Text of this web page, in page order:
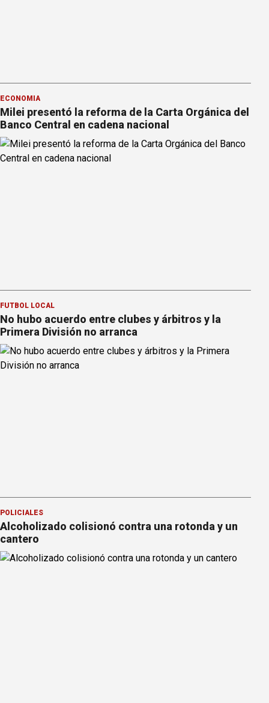
ECONOMÍA
Milei presentó la reforma de la Carta Orgánica del
Banco Central en cadena nacional
FÚTBOL LOCAL
No hubo acuerdo entre clubes y árbitros y la
Primera División no arranca
POLICIALES
Alcoholizado colisionó contra una rotonda y un
cantero